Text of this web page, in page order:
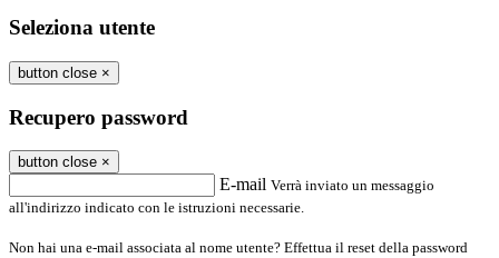
Seleziona utente
button close ×
Recupero password
button close ×
E-mail Verrà inviato un messaggio
all'indirizzo indicato con le istruzioni necessarie.
Non hai una e-mail associata al nome utente? Effettua il reset della password